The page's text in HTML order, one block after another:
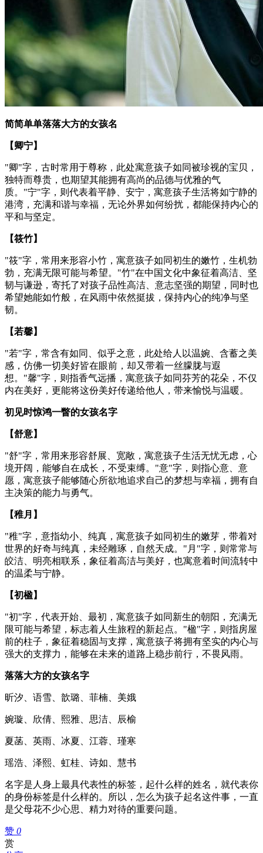
简简单单落落大方的女孩名
【卿宁】
"卿"字，古时常用于尊称，此处寓意孩子如同被珍视的宝贝，
独特而尊贵，也期望其能拥有高尚的品德与优雅的气
质。"宁"字，则代表着平静、安宁，寓意孩子生活将如宁静的
港湾，充满和谐与幸福，无论外界如何纷扰，都能保持内心的
平和与坚定。
【筱竹】
"筱"字，常用来形容小竹，寓意孩子如同初生的嫩竹，生机勃
勃，充满无限可能与希望。"竹"在中国文化中象征着高洁、坚
韧与谦逊，寄托了对孩子品性高洁、意志坚强的期望，同时也
希望她能如竹般，在风雨中依然挺拔，保持内心的纯净与坚
韧。
【若馨】
"若"字，常含有如同、似乎之意，此处给人以温婉、含蓄之美
感，仿佛一切美好皆在眼前，却又带着一丝朦胧与遐
想。"馨"字，则指香气远播，寓意孩子如同芬芳的花朵，不仅
内在美好，更能将这份美好传递给他人，带来愉悦与温暖。
初见时惊鸿一瞥的女孩名字
【舒意】
"舒"字，常用来形容舒展、宽敞，寓意孩子生活无忧无虑，心
境开阔，能够自在成长，不受束缚。"意"字，则指心意、意
愿，寓意孩子能够随心所欲地追求自己的梦想与幸福，拥有自
主决策的能力与勇气。
【稚月】
"稚"字，意指幼小、纯真，寓意孩子如同初生的嫩芽，带着对
世界的好奇与纯真，未经雕琢，自然天成。"月"字，则常常与
皎洁、明亮相联系，象征着高洁与美好，也寓意着时间流转中
的温柔与宁静。
【初楹】
"初"字，代表开始、最初，寓意孩子如同新生的朝阳，充满无
限可能与希望，标志着人生旅程的新起点。"楹"字，则指房屋
前的柱子，象征着稳固与支撑，寓意孩子将拥有坚实的内心与
强大的支撑力，能够在未来的道路上稳步前行，不畏风雨。
落落大方的女孩名字
昕汐、语雪、歆璐、菲楠、美娥
婉璇、欣倩、熙雅、思洁、辰榆
夏菡、英雨、冰夏、江蓉、瑾寒
瑶浩、泽熙、虹桂、诗如、慧书
名字是人身上最具代表性的标签，起什么样的姓名，就代表你
的身份标签是什么样的。所以，怎么为孩子起名这件事，一直
是父母花不少心思、精力对待的重要问题。
赞 0
赏